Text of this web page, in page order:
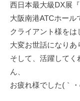
西日本最大級DX展
大阪南港ATCホー
クライアント様をは
大変お世話になり
そして、活躍してく
ん、
お疲れ様でした(｀・